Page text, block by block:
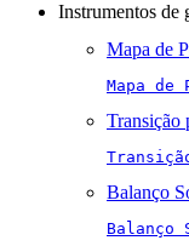
Instrumentos de
Mapa de
Mapa
Transição
Balanço